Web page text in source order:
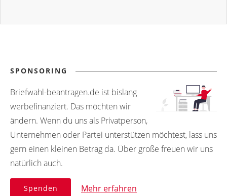
SPONSORING
Briefwahl-beantragen.de ist bislang
werbefinanziert. Das möchten wir
ändern. Wenn du uns als Privatperson,
Unternehmen oder Partei unterstützen möchtest, lass uns
gern einen kleinen Betrag da. Über große freuen wir uns
natürlich auch.
Spenden Mehr erfahren